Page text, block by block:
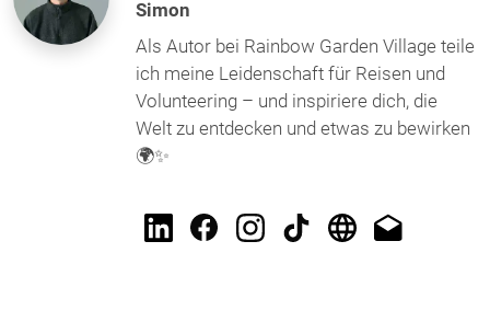
Simon
Als Autor bei Rainbow Garden Village teile
ich meine Leidenschaft für Reisen und
Volunteering – und inspiriere dich, die
Welt zu entdecken und etwas zu bewirken
🌍✨